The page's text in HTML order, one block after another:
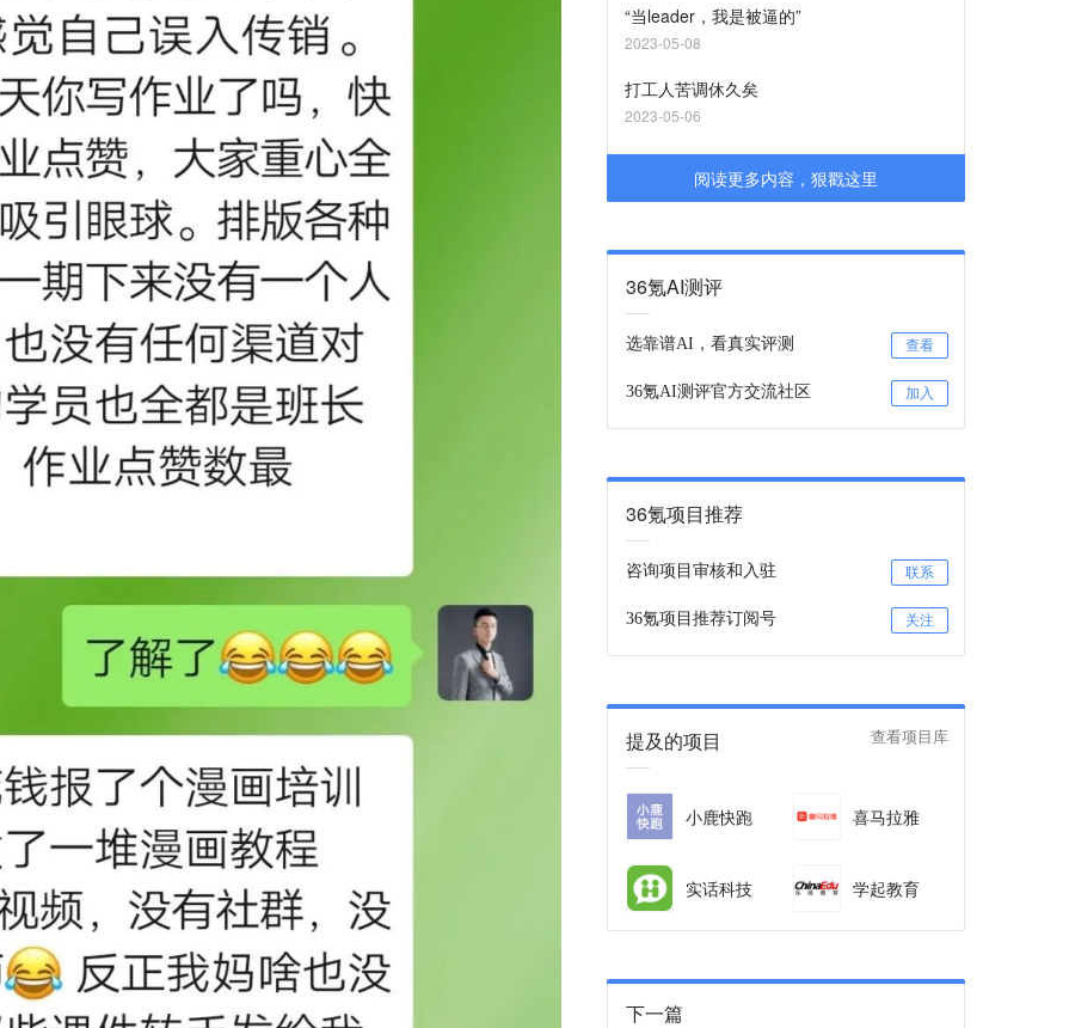
“当leader，我是被逼的”
2023-05-08
打工人苦调休久矣
2023-05-06
阅读更多内容，狠戳这里
36氪AI测评
选靠谱AI，看真实评测 查看
36氪AI测评官方交流社区 加入
36氪项目推荐
咨询项目审核和入驻 联系
36氪项目推荐订阅号 关注
提及的项目 查看项目库
小鹿快跑 喜马拉雅
实话科技 学起教育
下一篇